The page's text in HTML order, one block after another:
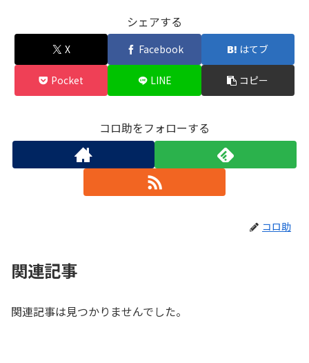
シェアする
X Facebook はてブ
Pocket LINE コピー
コロ助をフォローする
コロ助
関連記事
関連記事は見つかりませんでした。